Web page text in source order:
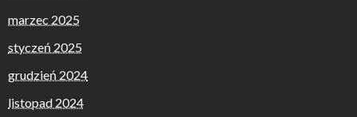
marzec 2025
styczeń 2025
grudzień 2024
listopad 2024